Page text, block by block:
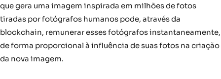
que gera uma imagem inspirada em milhões de fotos
tiradas por fotógrafos humanos pode, através da
blockchain, remunerar esses fotógrafos instantaneamente,
de forma proporcional à influência de suas fotos na criação
da nova imagem.